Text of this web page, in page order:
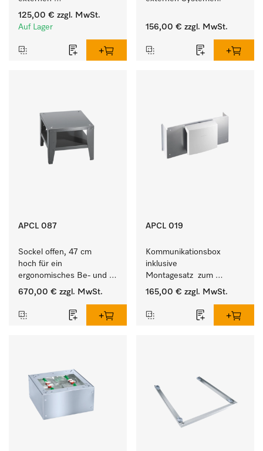
Kassiersystemen.
125,00 € zzgl. MwSt.
Auf Lager
156,00 € zzgl. MwSt.
APCL 087
Sockel offen, 47 cm
hoch für ein
ergonomisches Be- und
Entladen von
Trockner.
670,00 € zzgl. MwSt.
APCL 019
Kommunikationsbox
inklusive
Montagesatz  zum
Verbindungsaufbau von
mit externen Systemen.
165,00 € zzgl. MwSt.